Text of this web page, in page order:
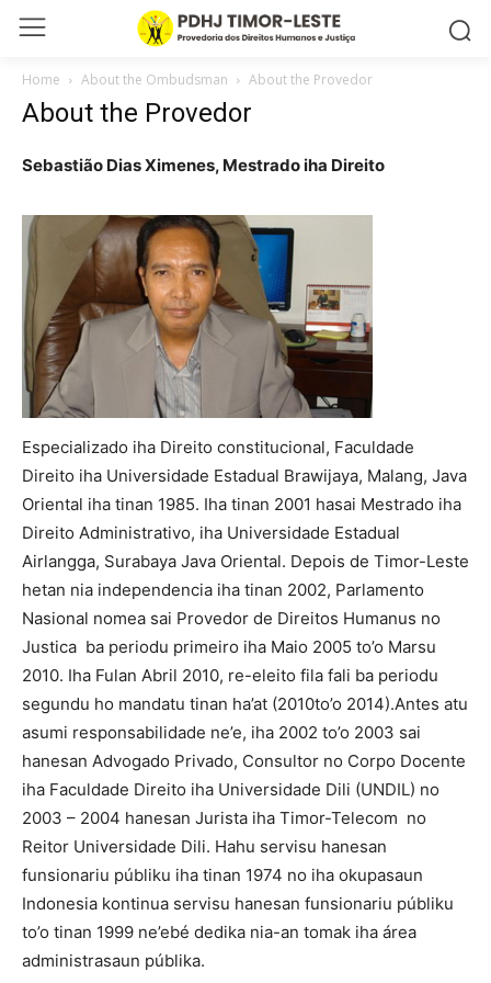
Home About the Ombudsman About the Provedor
About the Provedor
Sebastião Dias Ximenes, Mestrado iha Direito
Especializado iha Direito constitucional, Faculdade
Direito iha Universidade Estadual Brawijaya, Malang, Java
Oriental iha tinan 1985. Iha tinan 2001 hasai Mestrado iha
Direito Administrativo, iha Universidade Estadual
Airlangga, Surabaya Java Oriental. Depois de Timor-Leste
hetan nia independencia iha tinan 2002, Parlamento
Nasional nomea sai Provedor de Direitos Humanus no
Justica ba periodu primeiro iha Maio 2005 to’o Marsu
2010. Iha Fulan Abril 2010, re-eleito fila fali ba periodu
segundu ho mandatu tinan ha’at (2010to’o 2014).Antes atu
asumi responsabilidade ne’e, iha 2002 to’o 2003 sai
hanesan Advogado Privado, Consultor no Corpo Docente
iha Faculdade Direito iha Universidade Dili (UNDIL) no
2003 – 2004 hanesan Jurista iha Timor-Telecom no
Reitor Universidade Dili. Hahu servisu hanesan
funsionariu públiku iha tinan 1974 no iha okupasaun
Indonesia kontinua servisu hanesan funsionariu públiku
to’o tinan 1999 ne’ebé dedika nia-an tomak iha área
administrasaun públika.